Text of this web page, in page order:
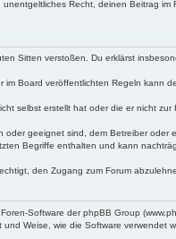
Recht, deinen Beitrag im
Sitten verstoßen. Du erklärst
Board veröffentlichten Regeln kann
selbst erstellt hat oder die er nicht
geeignet sind, dem Betreiber oder
Begriffe enthalten und kann
den Zugang zum Forum
Software der phpBB Group
Weise, wie die Software verwendet